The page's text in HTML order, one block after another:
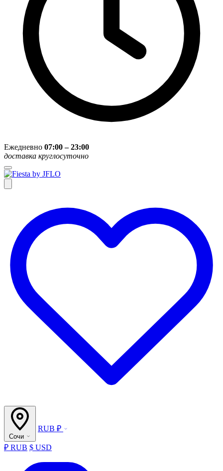
Ежедневно 07:00 – 23:00
доставка круглосуточно
Сочи
RUB ₽
₽ RUB $ USD